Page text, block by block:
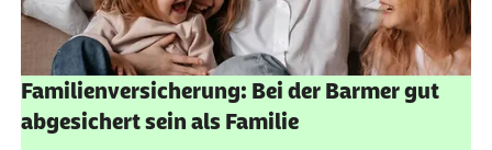
Familienversicherung: Bei der Barmer gut
abgesichert sein als Familie